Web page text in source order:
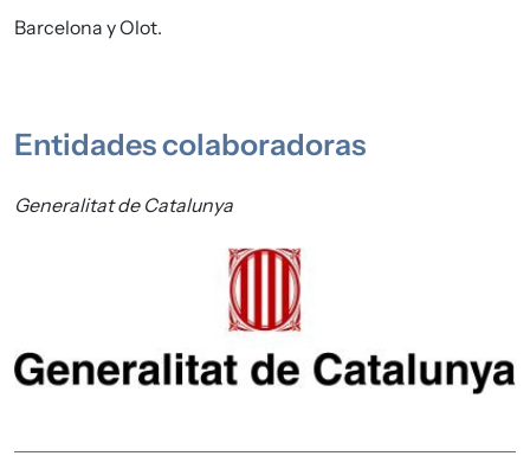
Barcelona y Olot.
Entidades colaboradoras
Generalitat de Catalunya